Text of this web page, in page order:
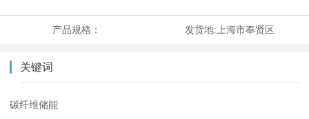
产品规格： 发货地:上海市奉贤区
关键词
碳纤维储能